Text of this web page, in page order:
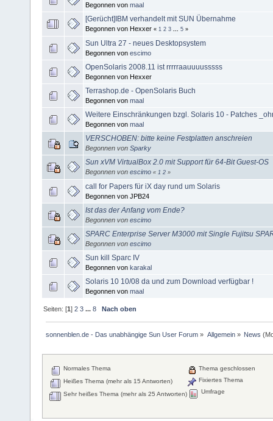
Begonnen von maal
[Gerücht]IBM verhandelt mit SUN Übernahme
Begonnen von Hexxer « 1 2 3 5 »
Sun Ultra 27 - neues Desktopsystem
Begonnen von escimo
OpenSolaris 2008.11 ist rrrrraauuuusssss
Begonnen von Hexxer
Terrashop.de - OpenSolaris Buch
Begonnen von maal
Weitere Einschränkungen bzgl. Solaris 10 - Patches
Begonnen von maal
VERSCHOBEN: bitte keine Festplatten anschreien
Begonnen von Sparky
Sun xVM VirtualBox 2.0 mit Support für 64-Bit Guest-OS
Begonnen von escimo « 1 2 »
call for Papers für iX day rund um Solaris
Begonnen von JPB24
Ist das der Anfang vom Ende?
Begonnen von escimo
SPARC Enterprise Server M3000 mit Single Fujitsu
Begonnen von escimo
Sun kill Sparc IV
Begonnen von karakal
Solaris 10 10/08 da und zum Download verfügbar !
Begonnen von maal
Seiten: [1]2 3 ...8 Nach oben
sonnenblen.de - Das unabhängige Sun User Forum » Allgemein» News
Normales Thema
Heißes Thema (mehr als 15 Antworten)
Sehr heißes Thema (mehr als 25 Antworten)
Thema geschlossen
Fixiertes Thema
Umfrage